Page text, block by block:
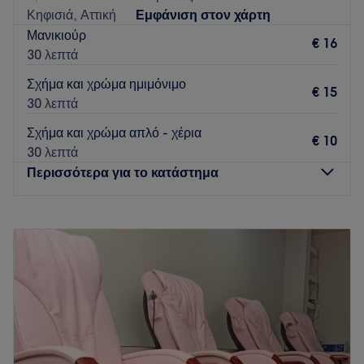
Κηφισιά, Αττική
Εμφάνιση στον χάρτη
Μανικιούρ
30 λεπτά
€ 16
Σχήμα και χρώμα ημιμόνιμο
30 λεπτά
€ 15
Σχήμα και χρώμα απλό - χέρια
30 λεπτά
€ 10
Περισσότερα για το κατάστημα
Τρίτη
Παρασκευή
09:00
20:00
Σάββατο
10:00 –18:00
Κυριακή
Κλειστό